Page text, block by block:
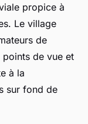
propice à
Le village
de
de vue et
à la
sur fond de